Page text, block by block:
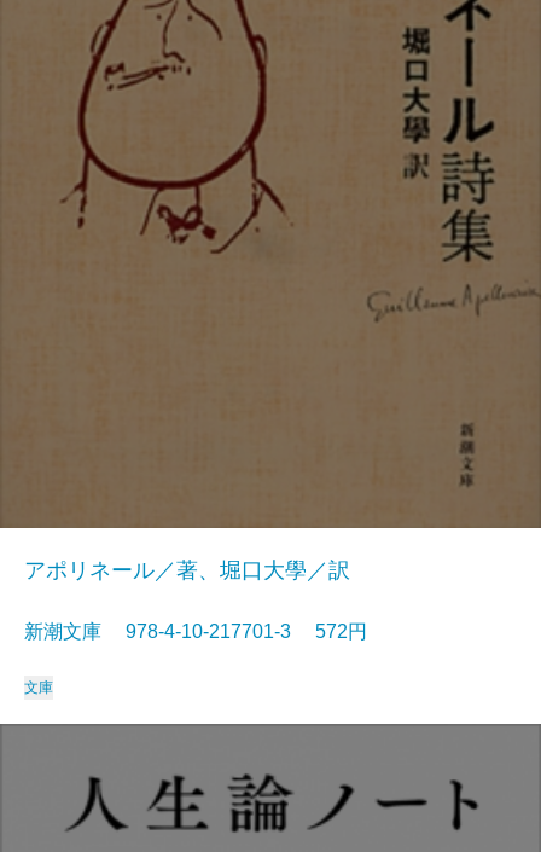
アポリネール／著、堀口大學／訳
新潮文庫 978-4-10-217701-3 572円
文庫